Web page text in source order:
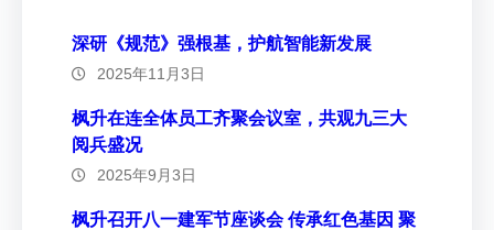
深研《规范》强根基，护航智能新发展
2025年11月3日
枫升在连全体员工齐聚会议室，共观九三大
阅兵盛况
2025年9月3日
枫升召开八一建军节座谈会 传承红色基因 聚